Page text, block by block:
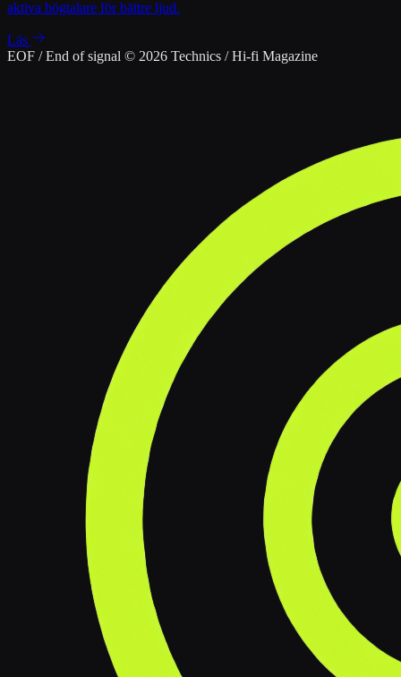
aktiva högtalare för bättre ljud.
Läs
EOF / End of signal © 2026 Technics / Hi-fi Magazine